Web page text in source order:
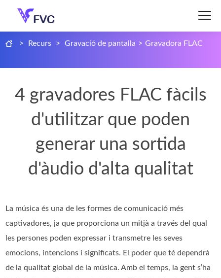
> Recurs > Gravació de pantalla > Gravadora FLAC
4 gravadores FLAC fàcils
d'utilitzar que poden
generar una sortida
d'àudio d'alta qualitat
La música és una de les formes de comunicació més
captivadores, ja que proporciona un mitjà a través del qual
les persones poden expressar i transmetre les seves
emocions, intencions i significats. El poder que té dependrà
de la qualitat global de la música. Amb el temps, la gent s’ha